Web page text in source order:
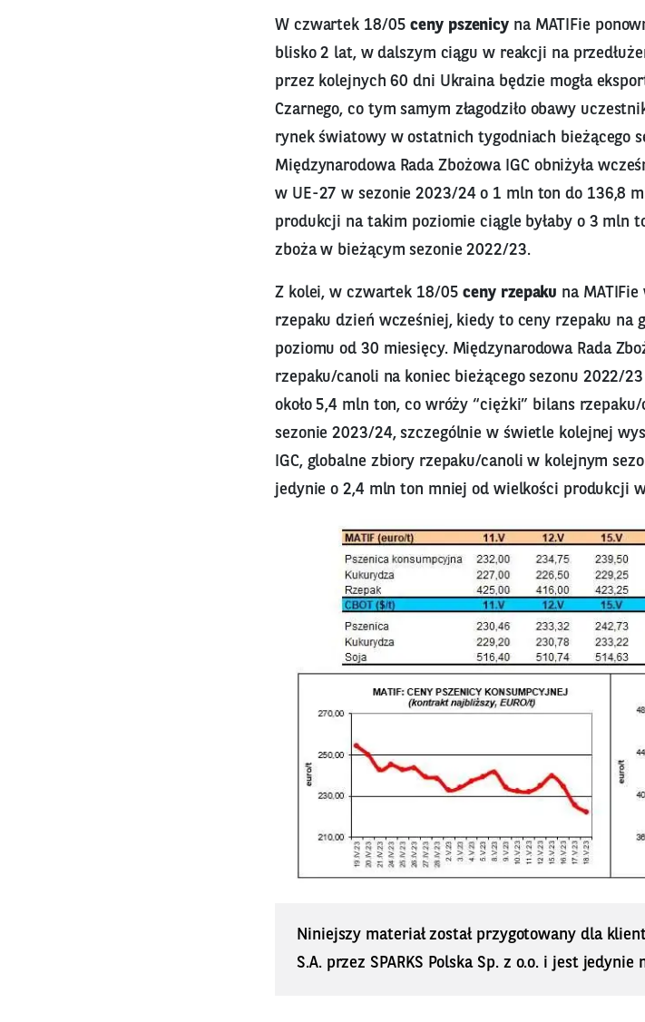
W czwartek 18/05ceny pszenicy na MATIFie
blisko 2 lat, w dalszym ciągu w reakcji na
przez kolejnych 60 dni Ukraina będzie mogła
Czarnego, co tym samym złagodziło obawy
rynek światowy w ostatnich tygodniach bieżącego
Międzynarodowa Rada Zbożowa IGC obniżyła
w UE-27 w sezonie 2023/24 o 1 mln ton do 136,8
produkcji na takim poziomie ciągle byłaby o 3 mln
zboża w bieżącym sezonie 2022/23.
Z kolei, w czwartek 18/05ceny rzepaku na
rzepaku dzień wcześniej, kiedy to ceny rzepaku na
poziomu od 30 miesięcy. Międzynarodowa Rada
rzepaku/canoli na koniec bieżącego sezonu 2022/
około 5,4 mln ton, co wróży “ciężki” bilans
sezonie 2023/24, szczególnie w świetle kolejnej
IGC, globalne zbiory rzepaku/canoli w kolejnym
jedynie o 2,4 mln ton mniej od wielkości produkcji
Niniejszy materiał został przygotowany dla
S.A. przez SPARKS Polska Sp. z o.o. i jest